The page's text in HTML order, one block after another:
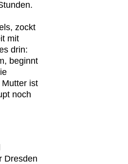
zockt
mit
drin:
beginnt
ist
noch
Dresden